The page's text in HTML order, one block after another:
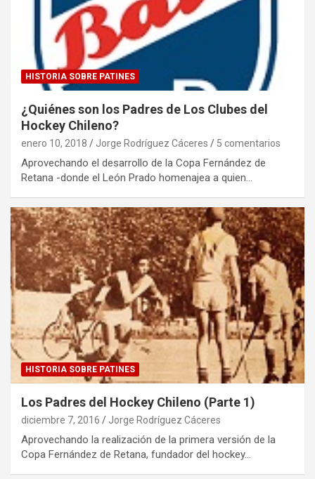
HISTORIA SOBRE PATINES
¿Quiénes son los Padres de Los Clubes del
Hockey Chileno?
enero 10, 2018 Jorge Rodríguez Cáceres 5 comentarios
Aprovechando el desarrollo de la Copa Fernández de
Retana -donde el León Prado homenajea a quien…
HISTORIA SOBRE PATINES
Los Padres del Hockey Chileno (Parte 1)
diciembre 7, 2016 Jorge Rodríguez Cáceres
Aprovechando la realización de la primera versión de la
Copa Fernández de Retana, fundador del hockey…